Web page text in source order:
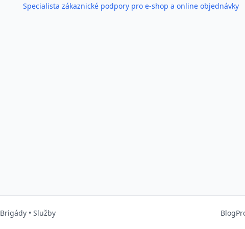
Specialista zákaznické podpory pro e-shop a online objednávky
Brigády • Služby Blog